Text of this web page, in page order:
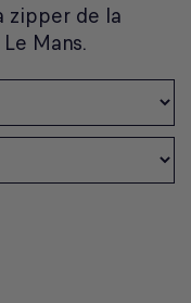
zipper de la
Mans.